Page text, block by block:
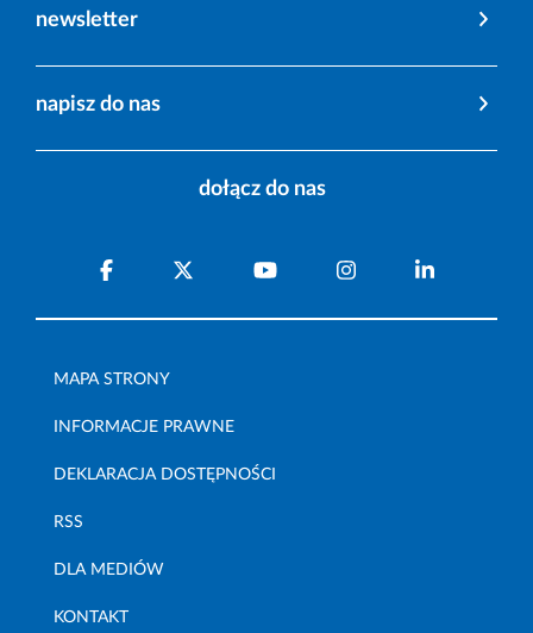
newsletter
napisz do nas
dołącz do nas
MAPA STRONY
INFORMACJE PRAWNE
DEKLARACJA DOSTĘPNOŚCI
RSS
DLA MEDIÓW
KONTAKT